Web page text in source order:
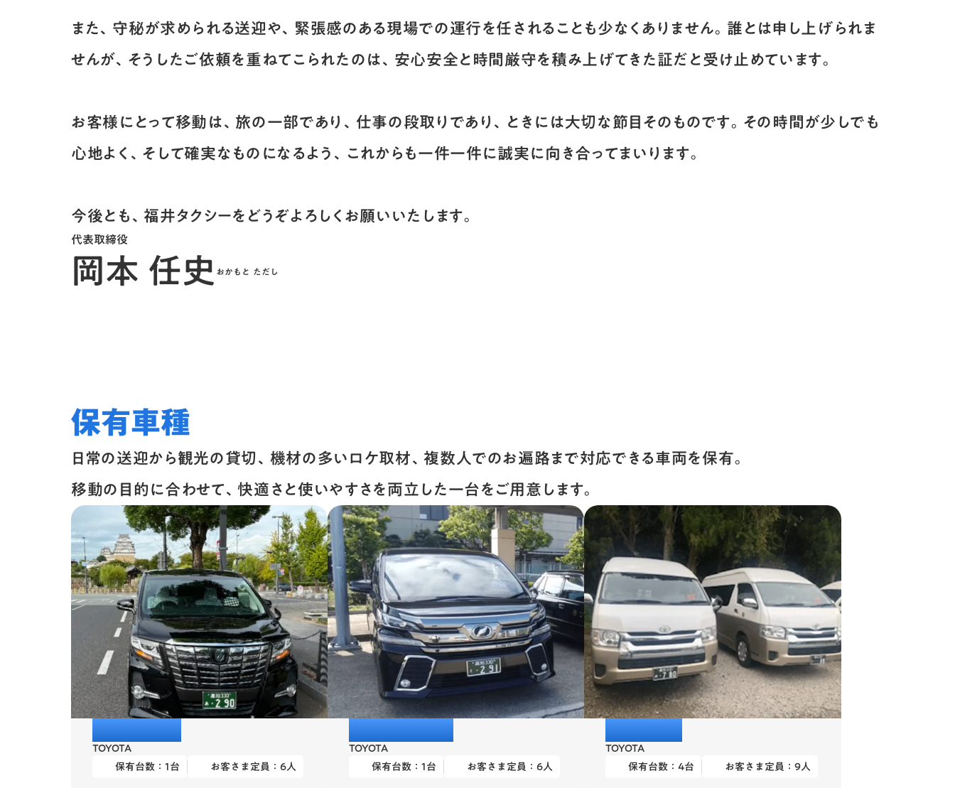
また、守秘が求められる送迎や、緊張感のある現場での運行を任されることも少なくありません。誰とは申し上げられま
せんが、そうしたご依頼を重ねてこられたのは、安心安全と時間厳守を積み上げてきた証だと受け止めています。
お客様にとって移動は、旅の一部であり、仕事の段取りであり、ときには大切な節目そのものです。その時間が少しでも
心地よく、そして確実なものになるよう、これからも一件一件に誠実に向き合ってまいります。
今後とも、福井タクシーをどうぞよろしくお願いいたします。
代表取締役
岡本 任史おかもと ただし
保有車種
日常の送迎から観光の貸切、機材の多いロケ取材、複数人でのお遍路まで対応できる車両を保有。
移動の目的に合わせて、快適さと使いやすさを両立した一台をご用意します。
アルファード
TOYOTA
保有台数： 1台 お客さま定員： 6人
ヴェルファイア
TOYOTA
保有台数：1台 お客さま定員：6人
ハイエース
TOYOTA
保有台数：4台 お客さま定員：9人